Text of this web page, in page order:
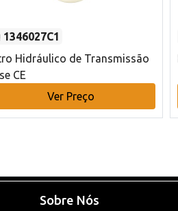
1346027C1
Hidráulico de Transmissão
CE
Ver Preço
Sobre Nós